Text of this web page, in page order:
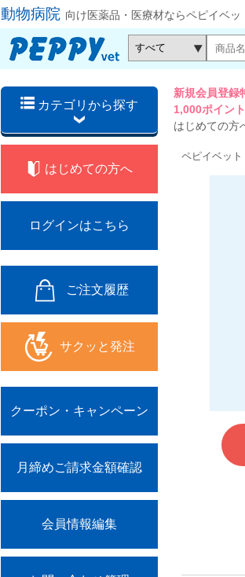
動物病院 向け医薬品・医療材ならペピイベッ
カテゴリから探す
新規会員登録
1,000ポイン
はじめての方
はじめての方へ
ログインはこちら
ご注文履歴
サクッと発注
クーポン・キャンペーン
月締めご請求金額確認
会員情報編集
ペピイベット